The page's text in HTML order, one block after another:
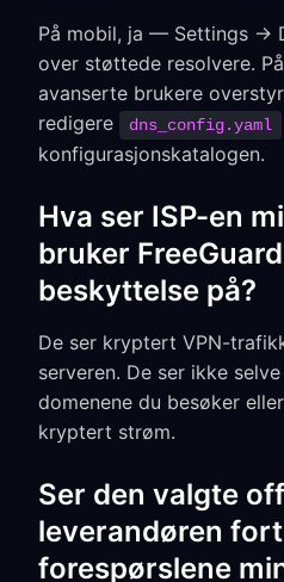
På mobil, ja — Settings →
over støttede resolvere.
avanserte brukere
redigere
dns_config.yaml
konfigurasjonskatalogen.
Hva ser ISP-en
bruker
beskyttelse på?
De ser kryptert VPN-
serveren. De ser ikke
domenene du besøker
kryptert strøm.
Ser den valgte
leverandøren
forespørslene